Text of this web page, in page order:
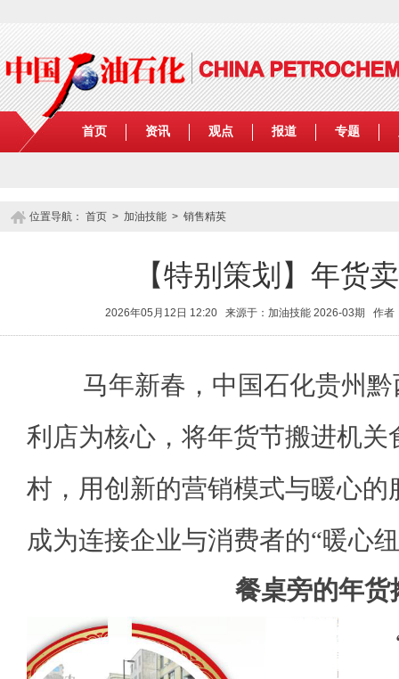
首页 资讯 观点 报道 专题
位置导航： 首页 > 加油技能 > 销售精英
【特别策划】年货
2026年05月12日 12:20 来源于：加油技能 2026-03期 作
马年新春，中国石化贵州
利店为核心，将年货节搬进机关
村，用创新的营销模式与暖心的
成为连接企业与消费者的“暖心
餐桌旁的年货